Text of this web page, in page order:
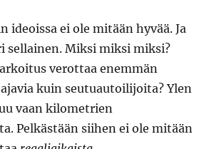
ideoissa ei ole mitään hyvää. Ja
sellainen. Miksi miksi miksi?
verottaa enemmän
kuin seutuautoilijoita? Ylen
vaan kilometrien
Pelkästään siihen ei ole mitään